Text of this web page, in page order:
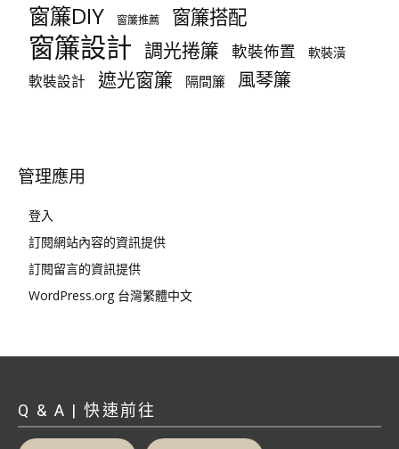
窗簾DIY 窗簾推薦 窗簾搭配
窗簾設計 調光捲簾 軟裝佈置 軟裝潢
軟裝設計 遮光窗簾 隔間簾 風琴簾
管理應用
登入
訂閱網站內容的資訊提供
訂閱留言的資訊提供
WordPress.org 台灣繁體中文
Q & A | 快速前往